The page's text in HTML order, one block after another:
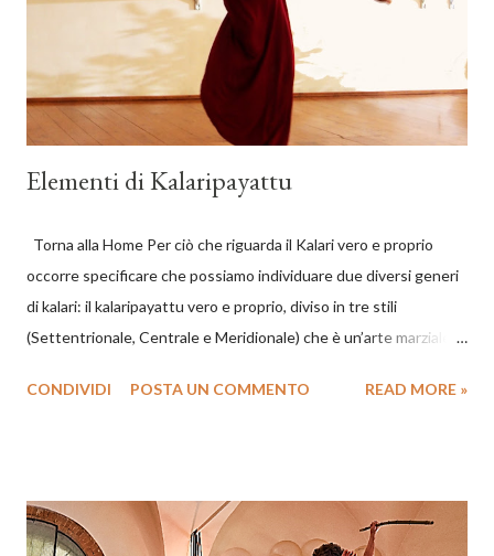
Elementi di Kalaripayattu
Torna alla Home Per ciò che riguarda il Kalari vero e proprio
occorre specificare che possiamo individuare due diversi generi
di kalari: il kalaripayattu vero e proprio, diviso in tre stili
(Settentrionale, Centrale e Meridionale) che è un’arte marziale
nome, utilizzate sia in India, sia in Europa sia negli USA, da attori
settentrionale; nel “saluto al Sole, al Cielo alla Terra e al Guru
CONDIVIDI POSTA UN COMMENTO READ MORE »